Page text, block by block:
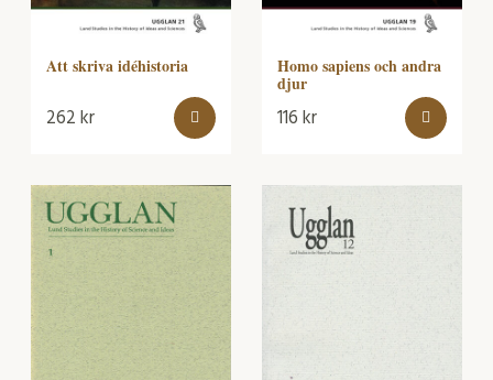
Att skriva idéhistoria
262kr
Homo sapiens och andra
djur
116kr